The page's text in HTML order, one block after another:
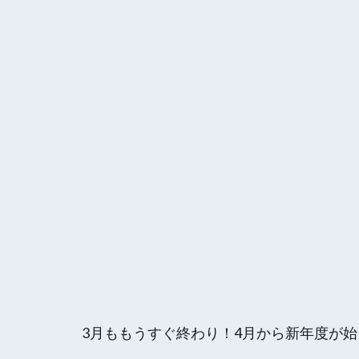
3月ももうすぐ終わり！4月から新年度が始